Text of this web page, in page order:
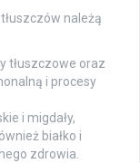
należą
tłuszczowe oraz
i procesy
i migdały,
białko i
zdrowia.